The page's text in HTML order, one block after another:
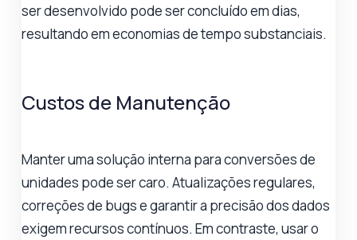
ser desenvolvido pode ser concluído em dias,
resultando em economias de tempo substanciais.
Custos de Manutenção
Manter uma solução interna para conversões de
unidades pode ser caro. Atualizações regulares,
correções de bugs e garantir a precisão dos dados
exigem recursos contínuos. Em contraste, usar o